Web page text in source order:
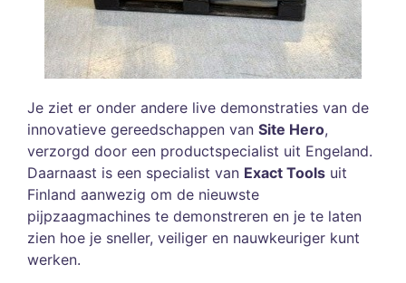
Je ziet er onder andere live demonstraties van de
innovatieve gereedschappen van Site Hero,
verzorgd door een productspecialist uit Engeland.
Daarnaast is een specialist van Exact Tools uit
Finland aanwezig om de nieuwste
pijpzaagmachines te demonstreren en je te laten
zien hoe je sneller, veiliger en nauwkeuriger kunt
werken.